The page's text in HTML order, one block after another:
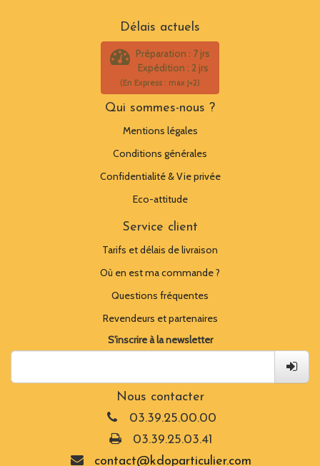
Délais actuels
Préparation : 7 jrs
Expédition : 2 jrs
(En Express : max J+2)
Qui sommes-nous ?
Mentions légales
Conditions générales
Confidentialité & Vie privée
Eco-attitude
Service client
Tarifs et délais de livraison
Où en est ma commande ?
Questions fréquentes
Revendeurs et partenaires
S'inscrire à la newsletter
Nous contacter
03.39.25.00.00
03.39.25.03.41
contact@kdoparticulier.com